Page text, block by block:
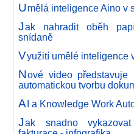
Umělá inteligence Aino v
Jak nahradit oběh
snídaně
Využití umělé inteligence
Nové video
automatickou tvorbu
AI a Knowledge Work
Jak snadno